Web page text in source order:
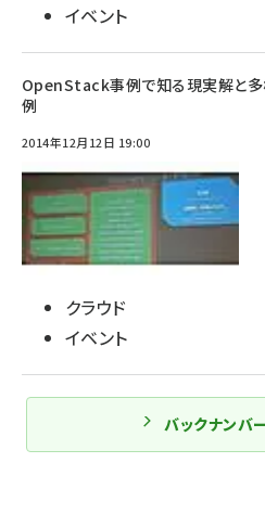
イベント
OpenStack事例で知る現実解と
例
2014年12月12日 19:00
クラウド
イベント
バックナンバ